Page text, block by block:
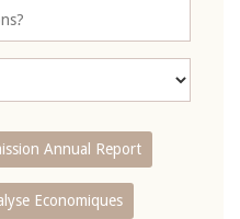
Annual Report
Economiques